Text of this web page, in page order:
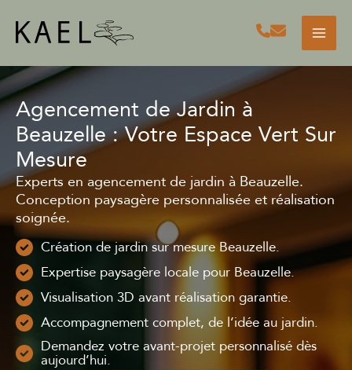
Agencement de Jardin à
Beauzelle : Votre Espace Vert Sur
Mesure
Experts en agencement de jardin à Beauzelle.
Conception paysagère personnalisée et réalisation
soignée.
Création de jardin sur mesure Beauzelle.
Expertise paysagère locale pour Beauzelle.
Visualisation 3D avant réalisation garantie.
Accompagnement complet, de l’idée au jardin.
Demandez votre avant-projet personnalisé dès
aujourd’hui.